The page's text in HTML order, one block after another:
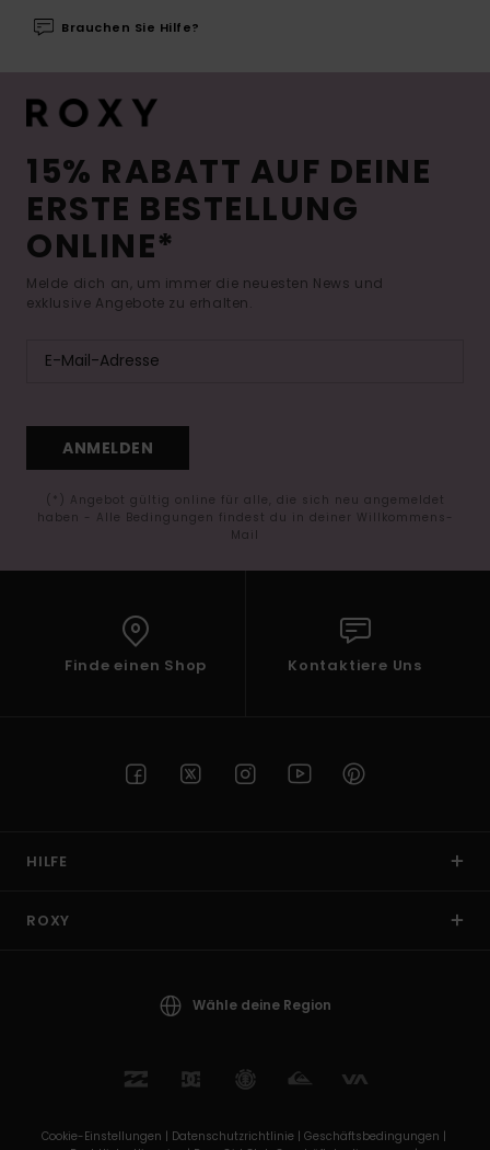
Brauchen Sie Hilfe?
15% RABATT AUF DEINE
ERSTE BESTELLUNG
ONLINE*
Melde dich an, um immer die neuesten News und
exklusive Angebote zu erhalten.
ANMELDEN
(*) Angebot gültig online für alle, die sich neu angemeldet
haben - Alle Bedingungen findest du in deiner Willkommens-
Mail
Finde einen Shop Kontaktiere Uns
HILFE
ROXY
Wähle deine Region
Cookie-Einstellungen | Datenschutzrichtlinie | Geschäftsbedingungen |